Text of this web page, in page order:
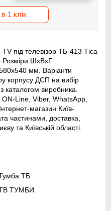
1 клік
під телевізор ТБ-413 Тіса
Розміри ШхВхГ:
мм. Варіанти
корпусу ДСП на вибір
з каталогом виробника.
Line, Viber, WhatsApp,
магазин Київ-
частинами, доставка,
та Київській області.
ТБ
ТУМБИ